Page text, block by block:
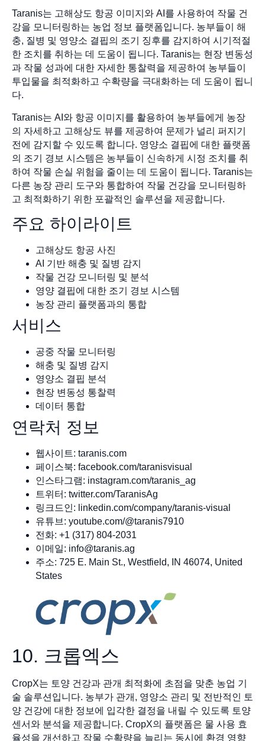
Taranis는 고해상도 항공 이미지와 AI를 사용하여 작물 건
강을 모니터링하는 농업 정보 플랫폼입니다. 농부들이 해
충, 질병 및 영양소 결핍의 조기 징후를 감지하여 시기적절
한 조치를 취하는 데 도움이 됩니다. Taranis는 현장 변동성
과 작물 성과에 대한 자세한 통찰력을 제공하여 농부들이
투입물을 최적화하고 수확량을 극대화하는 데 도움이 됩니
다.
Taranis는 AI와 항공 이미지를 활용하여 농부들에게 농장
의 자세하고 고해상도 뷰를 제공하여 문제가 널리 퍼지기
전에 감지할 수 있도록 합니다. 영양소 결핍에 대한 플랫폼
의 조기 경보 시스템은 농부들이 신속하게 시정 조치를 취
하여 작물 손실 위험을 줄이는 데 도움이 됩니다. Taranis는
다른 농장 관리 도구와 통합하여 작물 건강을 모니터링하
고 최적화하기 위한 포괄적인 솔루션을 제공합니다.
주요 하이라이트
고해상도 항공 사진
AI 기반 해충 및 질병 감지
작물 건강 모니터링 및 분석
영양 결핍에 대한 조기 경보 시스템
농장 관리 플랫폼과의 통합
서비스
공중 작물 모니터링
해충 및 질병 감지
영양소 결핍 분석
현장 변동성 통찰력
데이터 통합
연락처 정보
웹사이트: taranis.com
페이스북: facebook.com/taranisvisual
인스타그램: instagram.com/taranis_ag
트위터: twitter.com/TaranisAg
링크드인: linkedin.com/company/taranis-visual
유튜브: youtube.com/@taranis7910
전화: +1 (317) 804-2031
이메일: info@taranis.ag
주소: 725 E. Main St., Westfield, IN 46074, United
States
10. 크롭엑스
CropX는 토양 건강과 관개 최적화에 초점을 맞춘 농업 기
술 솔루션입니다. 농부가 관개, 영양소 관리 및 전반적인 토
양 건강에 대한 정보에 입각한 결정을 내릴 수 있도록 토양
센서와 분석을 제공합니다. CropX의 플랫폼은 물 사용 효
율성을 개선하고 작물 수확량을 늘리는 동시에 환경 영향